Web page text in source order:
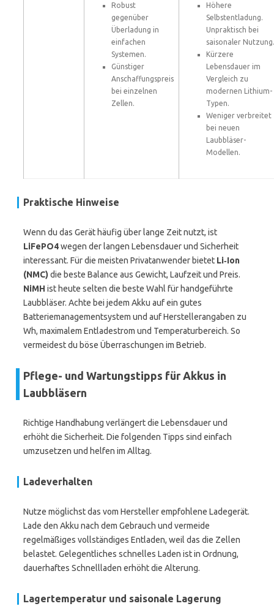
Robust
gegenüber
Überladung in
einfachen
Systemen.
Günstiger
Anschaffungspreis
bei einzelnen
Zellen.
Höhere
Selbstentladung.
Unpraktisch bei
saisonaler Nutzung.
Kürzere
Lebensdauer im
Vergleich zu
modernen Lithium-
Typen.
Weniger verbreitet
bei neuen
Laubbläser-
Modellen.
Praktische Hinweise
Wenn du das Gerät häufig über lange Zeit nutzt, ist
LiFePO4wegen der langen Lebensdauer und Sicherheit
interessant. Für die meisten Privatanwender bietet Li‑Ion
(NMC) die beste Balance aus Gewicht, Laufzeit und Preis.
NiMH ist heute selten die beste Wahl für handgeführte
Laubbläser. Achte bei jedem Akku auf ein gutes
Batteriemanagementsystem und auf Herstellerangaben zu
Wh, maximalem Entladestrom und Temperaturbereich. So
vermeidest du böse Überraschungen im Betrieb.
Pflege- und Wartungstipps für Akkus in
Laubbläsern
Richtige Handhabung verlängert die Lebensdauer und
erhöht die Sicherheit. Die folgenden Tipps sind einfach
umzusetzen und helfen im Alltag.
Ladeverhalten
Nutze möglichst das vom Hersteller empfohlene Ladegerät.
Lade den Akku nach dem Gebrauch und vermeide
regelmäßiges vollständiges Entladen, weil das die Zellen
belastet. Gelegentliches schnelles Laden ist in Ordnung,
dauerhaftes Schnellladen erhöht die Alterung.
Lagertemperatur und saisonale Lagerung